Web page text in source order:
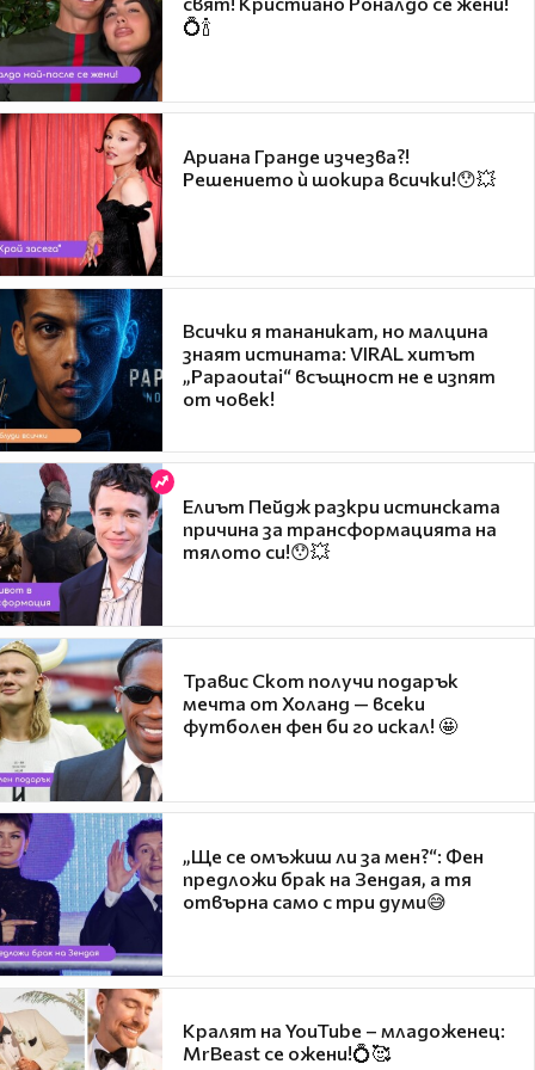
💍🍾
Ариана Гранде изчезва?!
Решението ѝ шокира всички!😯💥
Всички я тананикат, но малцина
знаят истината: VIRAL хитът
„Papaoutai“ всъщност не е изпят
от човек!
Елиът Пейдж разкри истинската
причина за трансформацията на
тялото си!😯💥
Травис Скот получи подарък
мечта от Холанд — всеки
футболен фен би го искал! 🤩
„Ще се омъжиш ли за мен?“: Фен
предложи брак на Зендая, а тя
отвърна само с три думи😅
Кралят на YouTube – младоженец:
MrBeast се ожени!💍🥰